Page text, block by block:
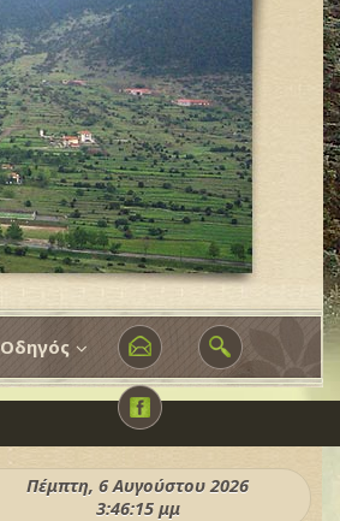
Οδηγός
Πέμπτη, 6 Αυγούστου 2026
3:46:17 μμ